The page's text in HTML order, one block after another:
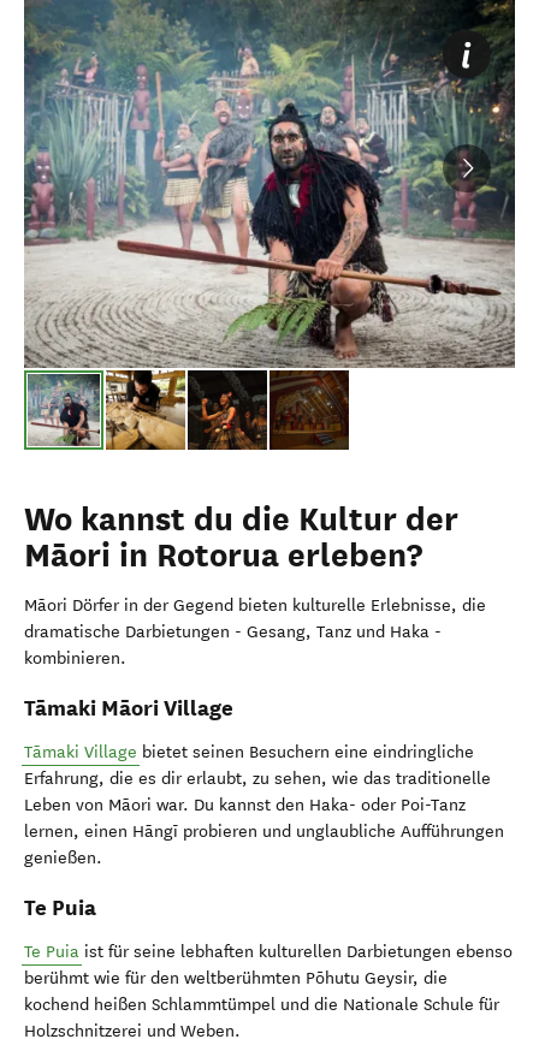
Wo kannst du die Kultur der
Māori in Rotorua erleben?
Māori Dörfer in der Gegend bieten kulturelle Erlebnisse, die
dramatische Darbietungen - Gesang, Tanz und Haka -
kombinieren.
Tāmaki Māori Village
Tāmaki Village bietet seinen Besuchern eine eindringliche
Erfahrung, die es dir erlaubt, zu sehen, wie das traditionelle
Leben von Māori war. Du kannst den Haka- oder Poi-Tanz
lernen, einen Hāngī probieren und unglaubliche Aufführungen
genießen.
Te Puia
Te Puia ist für seine lebhaften kulturellen Darbietungen ebenso
berühmt wie für den weltberühmten Pōhutu Geysir, die
kochend heißen Schlammtümpel und die Nationale Schule für
Holzschnitzerei und Weben.